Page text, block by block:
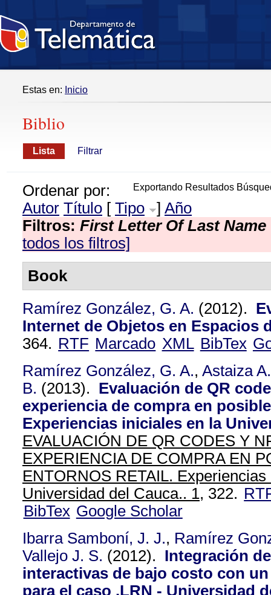
Estas en: Inicio
Biblio
Lista Filtrar
Exportando Resultados
Ordenar por:
Autor Título [ Tipo ] Año
Filtros: First Letter Of Last Name
todos los filtros]
Book
Ramírez González, G. A. (2012).
Internet de Objetos en Espacios
364. RTF Marcado XML BibTex
Ramírez González, G. A., Astaiza
B. (2013). Evaluación de QR
experiencia de compra en
Experiencias iniciales en la
EVALUACIÓN DE QR CODES Y
EXPERIENCIA DE COMPRA EN
ENTORNOS RETAIL.
Universidad del Cauca.. 1, 322.
BibTex Google Scholar
Ibarra Samboní, J. J., Ramírez
Vallejo J. S. (2012). Integración
interactivas de bajo costo con
para el caso .LRN - Universidad